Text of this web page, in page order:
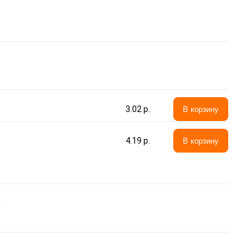
3.02 p. В корзину
4.19 p. В корзину